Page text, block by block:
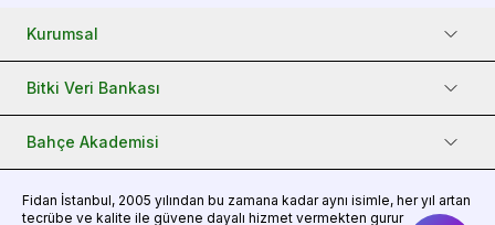
Kurumsal
Bitki Veri Bankası
Bahçe Akademisi
Fidan İstanbul, 2005 yılından bu zamana kadar aynı isimle, her yıl artan
tecrübe ve kalite ile güvene dayalı hizmet vermekten gurur